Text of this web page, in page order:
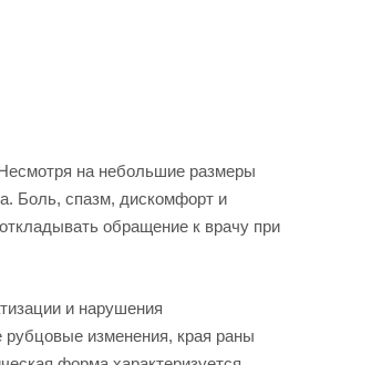
на небольшие размеры
Боль, спазм, дискомфорт и
обращение к врачу при
и нарушения
изменения, края раны